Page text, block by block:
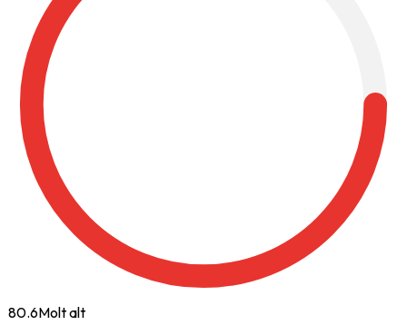
80.6Molt alt